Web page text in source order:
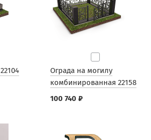
Ограда на могилу
комбинированная 22158
100 740 ₽